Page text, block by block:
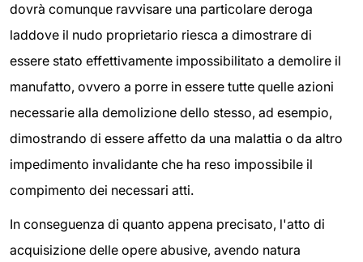
dovrà comunque ravvisare una particolare deroga
laddove il nudo proprietario riesca a dimostrare di
essere stato effettivamente impossibilitato a demolire il
manufatto, ovvero a porre in essere tutte quelle azioni
necessarie alla demolizione dello stesso, ad esempio,
dimostrando di essere affetto da una malattia o da altro
impedimento invalidante che ha reso impossibile il
compimento dei necessari atti.
In conseguenza di quanto appena precisato, l'atto di
acquisizione delle opere abusive, avendo natura